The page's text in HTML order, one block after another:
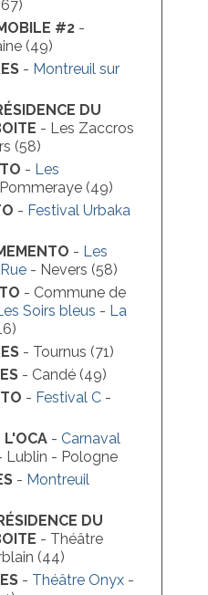
#2 -
(49)
- Montreuil sur
DU
- Les Zaccros
(58)
- Les
(49)
- Festival Urbaka
- Les
- Nevers (58)
- Commune de
Soirs bleus - La
- Tournus (71)
- Candé (49)
- Festival C -
L'OCA - Carnaval
Lublin - Pologne
- Montreuil
DU
- Théâtre
(44)
- Théâtre Onyx -